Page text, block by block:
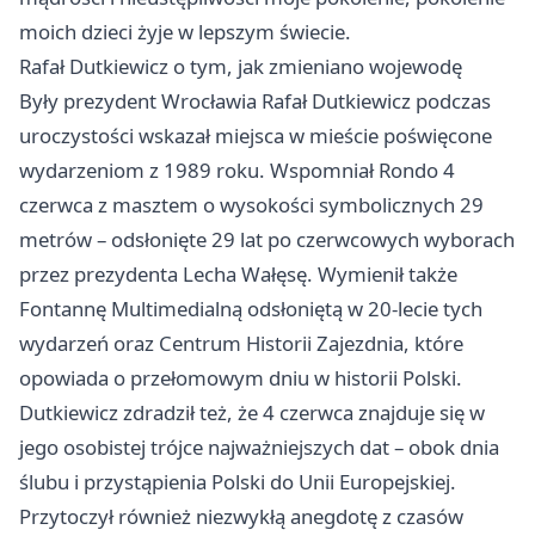
moich dzieci żyje w lepszym świecie.
Rafał Dutkiewicz o tym, jak zmieniano wojewodę
Były prezydent Wrocławia Rafał Dutkiewicz podczas
uroczystości wskazał miejsca w mieście poświęcone
wydarzeniom z 1989 roku. Wspomniał Rondo 4
czerwca z masztem o wysokości symbolicznych 29
metrów – odsłonięte 29 lat po czerwcowych wyborach
przez prezydenta Lecha Wałęsę. Wymienił także
Fontannę Multimedialną odsłoniętą w 20-lecie tych
wydarzeń oraz Centrum Historii Zajezdnia, które
opowiada o przełomowym dniu w historii Polski.
Dutkiewicz zdradził też, że 4 czerwca znajduje się w
jego osobistej trójce najważniejszych dat – obok dnia
ślubu i przystąpienia Polski do Unii Europejskiej.
Przytoczył również niezwykłą anegdotę z czasów